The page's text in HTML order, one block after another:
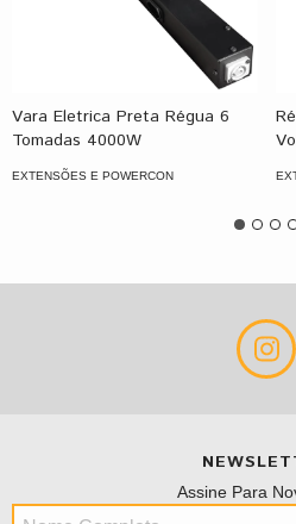
Vara Eletrica Preta Régua 6
Tomadas 4000W
EXTENSÕES E POWERCON
Assine Para